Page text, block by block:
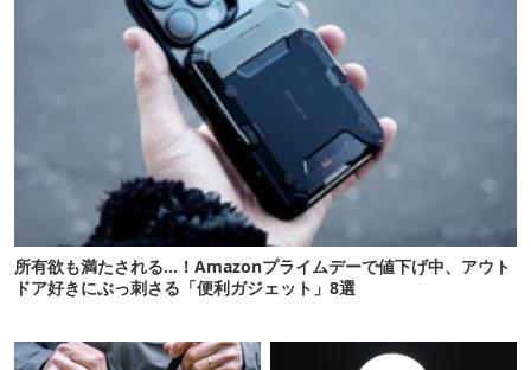
所有欲も満たされる…！Amazonプライムデーで値下げ中、アウト
ドア好きにぶっ刺さる「便利ガジェット」8選